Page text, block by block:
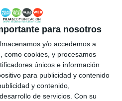
para nosotros
y/o accedemos a
como cookies, y procesamos
únicos e información
para publicidad y contenido
y contenido,
de servicios. Con su